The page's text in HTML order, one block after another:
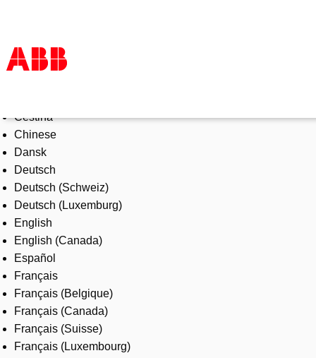
Products & Solutions
Industries
Services
About us
Where to buy
Contact us
Careers
Čeština
Chinese
Dansk
Deutsch
Deutsch (Schweiz)
Deutsch (Luxemburg)
English
English (Canada)
Español
Français
Français (Belgique)
Français (Canada)
Français (Suisse)
Français (Luxembourg)